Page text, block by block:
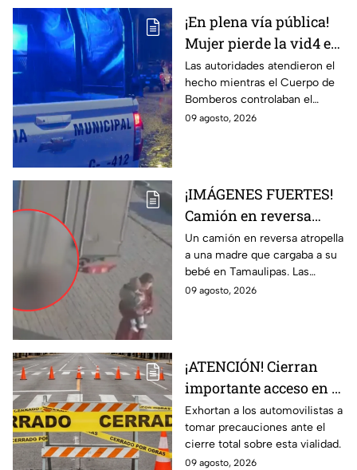
¡En plena vía pública!
Mujer pierde la vid4 e
incendian casa en la
colonia León I
Las autoridades atendieron el
hecho mientras el Cuerpo de
Bomberos controlaban el
siniestro.
09 agosto, 2026
¡IMÁGENES FUERTES!
Camión en reversa
ATR0PELLA a madre
que cargaba a su BEBÉ
y les pasa por encima;
así ocurrió
Un camión en reversa atropella
a una madre que cargaba a su
bebé en Tamaulipas. Las
fuertes imágenes captadas por
09 agosto, 2026
¡ATENCIÓN! Cierran
importante acceso en el
Eje Metropolitano en
León; ¿cuál es el
motivo?
Exhortan a los automovilistas a
tomar precauciones ante el
cierre total sobre esta vialidad.
09 agosto, 2026